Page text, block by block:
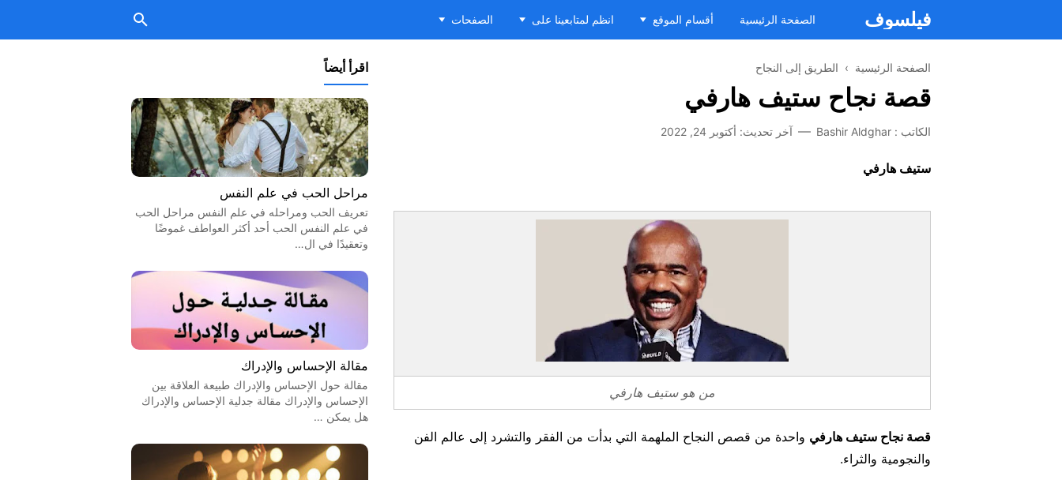
فيلسوف الصفحة الرئيسية أقسام الموقع انظم لمتابعينا على الصفحات
الصفحة الرئيسية › الطريق إلى النجاح
قصة نجاح ستيف هارفي
الكاتب : Bashir Aldghar آخر تحديث: أكتوبر 24, 2022
ستيف هارفي
من هو ستيف هارفي
قصة نجاح ستيف هارفي واحدة من قصص النجاح الملهمة التي بدأت من الفقر والتشرد إلى عالم الفن
والنجومية والثراء.
اقرأ أيضاً
مراحل الحب في علم النفس
تعريف الحب ومراحله في علم النفس مراحل الحب
في علم النفس الحب أحد أكثر العواطف غموضًا
وتعقيدًا في ال…
مقالة الإحساس والإدراك
مقالة حول الإحساس والإدراك طبيعة العلاقة بين
الإحساس والإدراك مقالة جدلية الإحساس والإدراك
هل يمكن …